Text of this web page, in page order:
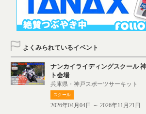
よくみられているイベント
ナンカイライディングスクール
ト会場
兵庫県・神戸スポーツサーキット
スクール
2026年04月04日 ～ 2026年11月21日